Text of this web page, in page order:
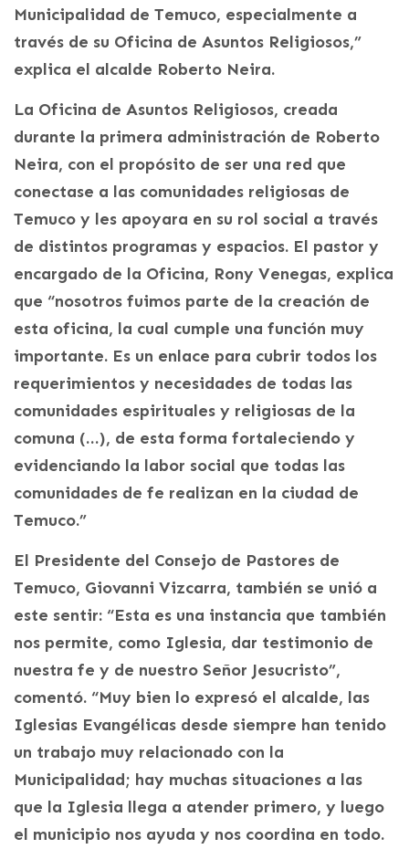
Municipalidad de Temuco, especialmente a
través de su Oficina de Asuntos Religiosos,”
explica el alcalde Roberto Neira.
La Oficina de Asuntos Religiosos, creada
durante la primera administración de Roberto
Neira, con el propósito de ser una red que
conectase a las comunidades religiosas de
Temuco y les apoyara en su rol social a través
de distintos programas y espacios. El pastor y
encargado de la Oficina, Rony Venegas, explica
que “nosotros fuimos parte de la creación de
esta oficina, la cual cumple una función muy
importante. Es un enlace para cubrir todos los
requerimientos y necesidades de todas las
comunidades espirituales y religiosas de la
comuna (…), de esta forma fortaleciendo y
evidenciando la labor social que todas las
comunidades de fe realizan en la ciudad de
Temuco.”
El Presidente del Consejo de Pastores de
Temuco, Giovanni Vizcarra, también se unió a
este sentir: “Esta es una instancia que también
nos permite, como Iglesia, dar testimonio de
nuestra fe y de nuestro Señor Jesucristo”,
comentó. “Muy bien lo expresó el alcalde, las
Iglesias Evangélicas desde siempre han tenido
un trabajo muy relacionado con la
Municipalidad; hay muchas situaciones a las
que la Iglesia llega a atender primero, y luego
el municipio nos ayuda y nos coordina en todo.